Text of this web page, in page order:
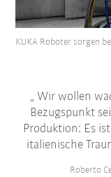
KUKA Roboter sorgen
Wir wollen
Bezugspunkt
Produktion: Es
italienische
Roberto